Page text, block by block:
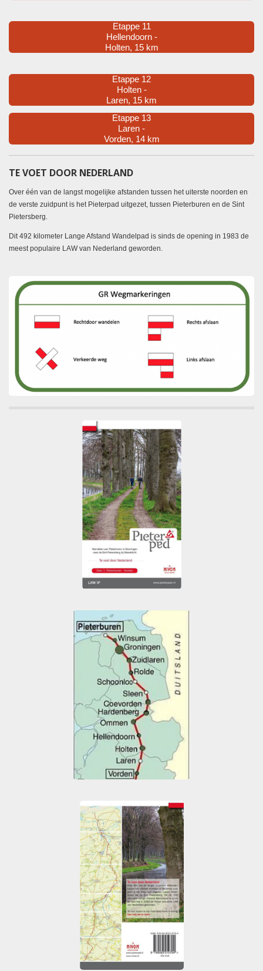
Etappe 11
Hellendoorn -
Holten, 15 km
Etappe 12
Holten -
Laren, 15 km
Etappe 13
Laren -
Vorden, 14 km
TE VOET DOOR NEDERLAND
Over één van de langst mogelijke afstanden tussen het uiterste noorden en
de verste zuidpunt is het Pieterpad uitgezet, tussen Pieterburen en de Sint
Pietersberg.
Dit 492 kilometer Lange Afstand Wandelpad is sinds de opening in 1983 de
meest populaire LAW van Nederland geworden.